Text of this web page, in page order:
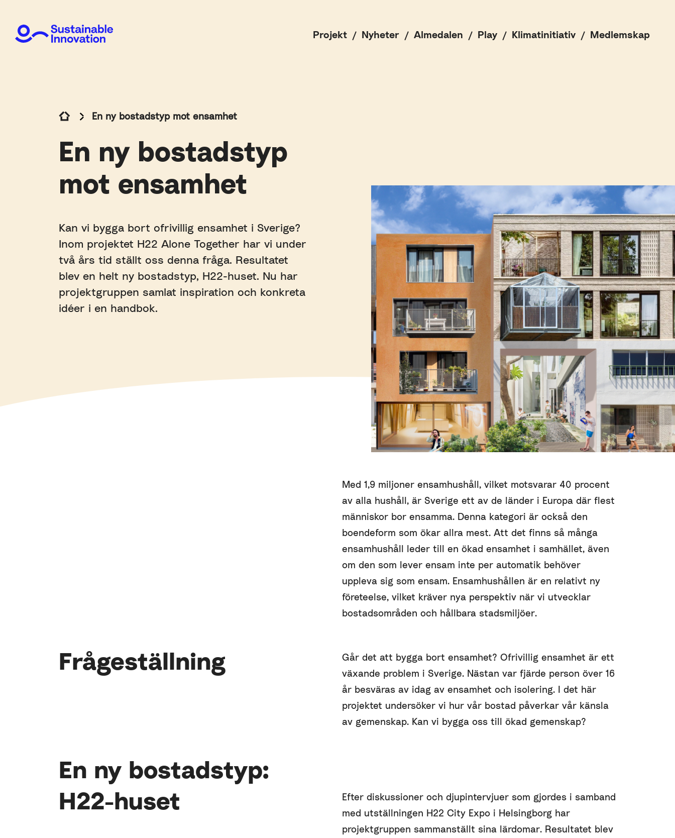
Projekt Nyheter Almedalen Play Klimatinitiativ Medlemskap
En ny bostadstyp mot ensamhet
En ny bostadstyp
mot ensamhet
Kan vi bygga bort ofrivillig ensamhet i Sverige?
Inom projektet H22 Alone Together har vi under
två års tid ställt oss denna fråga. Resultatet
blev en helt ny bostadstyp, H22-huset. Nu har
projektgruppen samlat inspiration och konkreta
idéer i en handbok.
Med 1,9 miljoner ensamhushåll, vilket motsvarar 40 procent
av alla hushåll, är Sverige ett av de länder i Europa där flest
människor bor ensamma. Denna kategori är också den
boendeform som ökar allra mest. Att det finns så många
ensamhushåll leder till en ökad ensamhet i samhället, även
om den som lever ensam inte per automatik behöver
uppleva sig som ensam. Ensamhushållen är en relativt ny
företeelse, vilket kräver nya perspektiv när vi utvecklar
bostadsområden och hållbara stadsmiljöer.
Frågeställning
Går det att bygga bort ensamhet? Ofrivillig ensamhet är ett
växande problem i Sverige. Nästan var fjärde person över 16
år besväras av idag av ensamhet och isolering. I det här
projektet undersöker vi hur vår bostad påverkar vår känsla
av gemenskap. Kan vi bygga oss till ökad gemenskap?
En ny bostadstyp:
H22-huset
Efter diskussioner och djupintervjuer som gjordes i samband
med utställningen H22 City Expo i Helsingborg har
projektgruppen sammanställt sina lärdomar. Resultatet blev